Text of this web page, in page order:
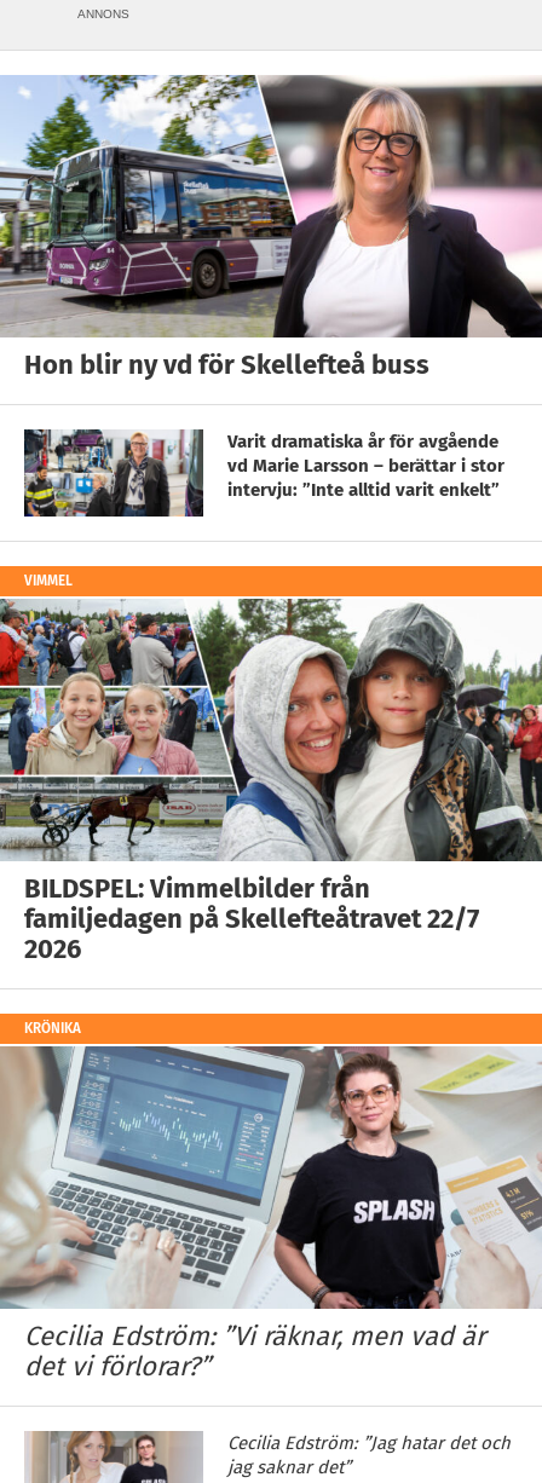
ANNONS
Hon blir ny vd för Skellefteå buss
Varit dramatiska år för avgående
vd Marie Larsson – berättar i stor
intervju: ”Inte alltid varit enkelt”
VIMMEL
BILDSPEL: Vimmelbilder från
familjedagen på Skellefteåtravet 22/7
2026
KRÖNIKA
Cecilia Edström: ”Vi räknar, men vad är
det vi förlorar?”
Cecilia Edström: ”Jag hatar det och
jag saknar det”